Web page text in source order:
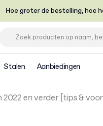
Hoe groter de bestelling, hoe
Stalen Aanbiedingen
en verder [tips &